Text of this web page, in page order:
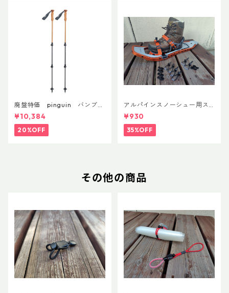
廃盤特価 pinguin バンブー
FLフォーム(ペア)
¥10,384
20%OFF
アルパインスノーシュー用ス
トラップキャッチ(ペア)
¥930
35%OFF
その他の商品